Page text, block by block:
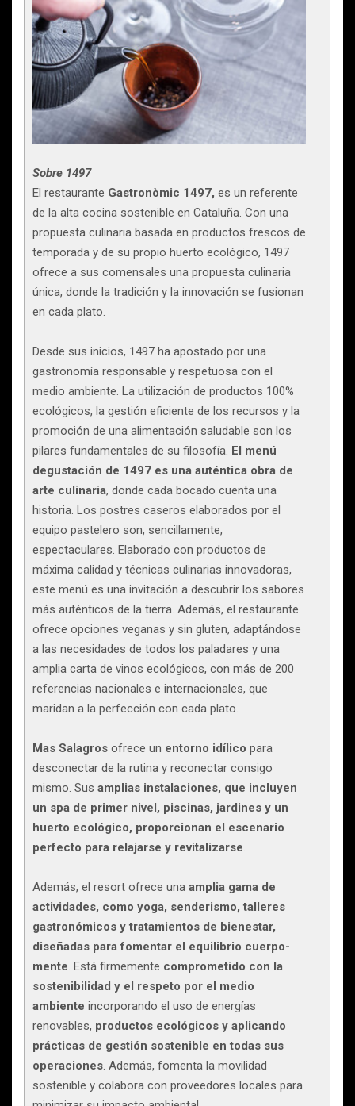
Sobre 1497
El restaurante Gastronòmic 1497, es un referente
de la alta cocina sostenible en Cataluña. Con una
propuesta culinaria basada en productos frescos de
temporada y de su propio huerto ecológico, 1497
ofrece a sus comensales una propuesta culinaria
única, donde la tradición y la innovación se fusionan
en cada plato.
Desde sus inicios, 1497 ha apostado por una
gastronomía responsable y respetuosa con el
medio ambiente. La utilización de productos 100%
ecológicos, la gestión eficiente de los recursos y la
promoción de una alimentación saludable son los
pilares fundamentales de su filosofía. El menú
degustación de 1497 es una auténtica obra de
arte culinaria, donde cada bocado cuenta una
historia. Los postres caseros elaborados por el
equipo pastelero son, sencillamente,
espectaculares. Elaborado con productos de
máxima calidad y técnicas culinarias innovadoras,
este menú es una invitación a descubrir los sabores
más auténticos de la tierra. Además, el restaurante
ofrece opciones veganas y sin gluten, adaptándose
a las necesidades de todos los paladares y una
amplia carta de vinos ecológicos, con más de 200
referencias nacionales e internacionales, que
maridan a la perfección con cada plato.
Mas Salagros ofrece un entorno idílico para
desconectar de la rutina y reconectar consigo
mismo. Sus amplias instalaciones, que incluyen
un spa de primer nivel, piscinas, jardines y un
huerto ecológico, proporcionan el escenario
perfecto para relajarse y revitalizarse.
Además, el resort ofrece una amplia gama de
actividades, como yoga, senderismo, talleres
gastronómicos y tratamientos de bienestar,
diseñadas para fomentar el equilibrio cuerpo-
mente. Está firmemente comprometido con la
sostenibilidad y el respeto por el medio
ambiente incorporando el uso de energías
renovables, productos ecológicos y aplicando
prácticas de gestión sostenible en todas sus
operaciones. Además, fomenta la movilidad
sostenible y colabora con proveedores locales para